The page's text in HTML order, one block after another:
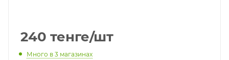
240 тенге/шт
Много в 3 магазинах